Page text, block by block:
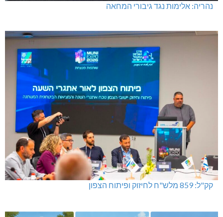
נהריה: אלימות נגד גיבורי המחאה
קק"ל: 859 מלש"ח לחיזוק ופיתוח הצפון